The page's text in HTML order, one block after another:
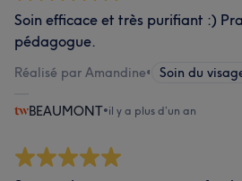
Soin efficace et très purifiant :)
pédagogue.
Réalisé par Amandine• Soin du
BEAUMONT•il y a plus d’un an